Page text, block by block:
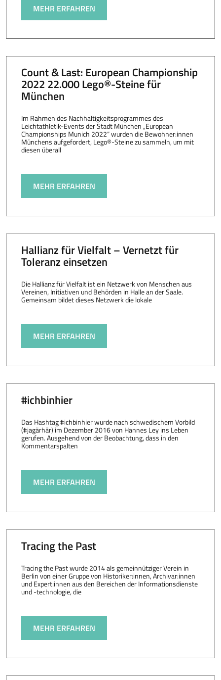
MEHR ERFAHREN
Count & Last: European Championship
2022 22.000 Lego®-Steine für
München
Im Rahmen des Nachhaltigkeitsprogrammes des
Leichtathletik-Events der Stadt München „European
Championships Munich 2022“ wurden die Bewohner:innen
Münchens aufgefordert, Lego®-Steine zu sammeln, um mit
diesen überall
MEHR ERFAHREN
Hallianz für Vielfalt – Vernetzt für
Toleranz einsetzen
Die Hallianz für Vielfalt ist ein Netzwerk von Menschen aus
Vereinen, Initiativen und Behörden in Halle an der Saale.
Gemeinsam bildet dieses Netzwerk die lokale
MEHR ERFAHREN
#ichbinhier
Das Hashtag #ichbinhier wurde nach schwedischem Vorbild
(#jagärhär) im Dezember 2016 von Hannes Ley ins Leben
gerufen. Ausgehend von der Beobachtung, dass in den
Kommentarspalten
MEHR ERFAHREN
Tracing the Past
Tracing the Past wurde 2014 als gemeinnütziger Verein in
Berlin von einer Gruppe von Historiker:innen, Archivar:innen
und Expert:innen aus den Bereichen der Informationsdienste
und -technologie, die
MEHR ERFAHREN